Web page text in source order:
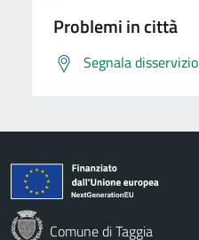
Problemi in città
Segnala disservizio
Comune di Taggia